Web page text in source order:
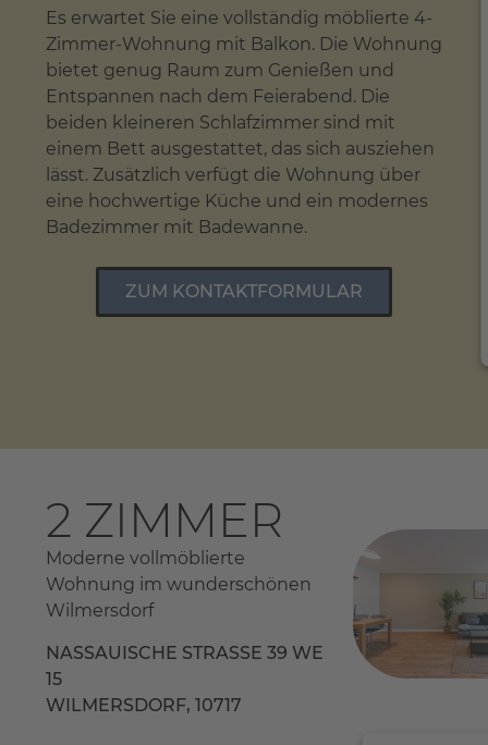
Es erwartet Sie eine vollständig möblierte 4-
Zimmer-Wohnung mit Balkon. Die Wohnung
bietet genug Raum zum Genießen und
Entspannen nach dem Feierabend. Die
beiden kleineren Schlafzimmer sind mit
einem Bett ausgestattet, das sich ausziehen
lässt. Zusätzlich verfügt die Wohnung über
eine hochwertige Küche und ein modernes
Badezimmer mit Badewanne.
ZUM KONTAKTFORMULAR
2 ZIMMER
Moderne vollmöblierte
Wohnung im wunderschönen
Wilmersdorf
NASSAUISCHE STRASSE 39 WE 1
5
WILMERSDORF, 10717